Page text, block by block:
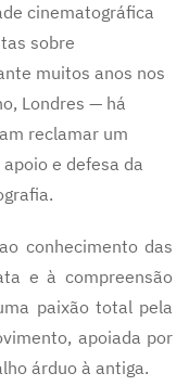
cinematográfica
sobre
muitos anos nos
Londres — há
reclamar um
e defesa da
conhecimento das
e à compreensão
paixão total pela
apoiada por
árduo à antiga.